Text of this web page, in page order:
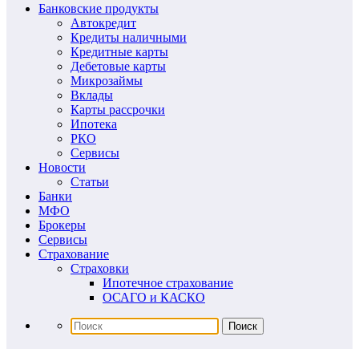
Банковские продукты
Автокредит
Кредиты наличными
Кредитные карты
Дебетовые карты
Микрозаймы
Вклады
Карты рассрочки
Ипотека
РКО
Сервисы
Новости
Статьи
Банки
МФО
Брокеры
Сервисы
Страхование
Страховки
Ипотечное страхование
ОСАГО и КАСКО